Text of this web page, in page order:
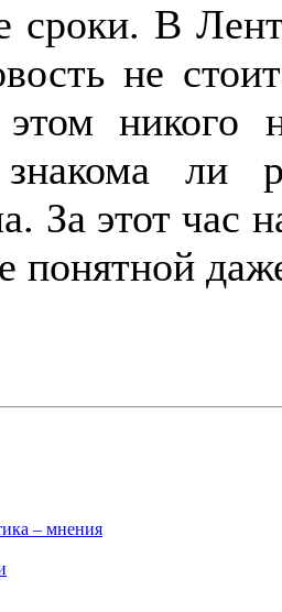
сроки. В
не
никого
ли
За этот час
понятной
– мнения